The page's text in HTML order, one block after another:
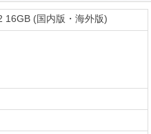
16GB (国内版・海外版)